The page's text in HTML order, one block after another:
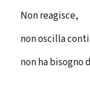
Non reagisce,
non oscilla
non ha bisogno